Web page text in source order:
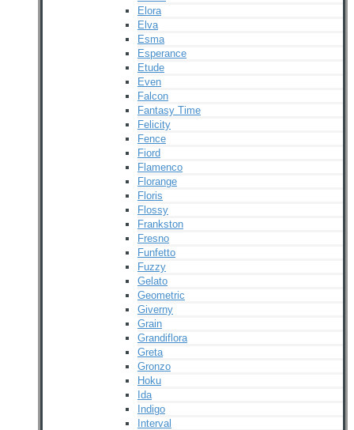
Elora
Elva
Esma
Esperance
Etude
Even
Falcon
Fantasy Time
Felicity
Fence
Fiord
Flamenco
Florange
Floris
Flossy
Frankston
Fresno
Funfetto
Fuzzy
Gelato
Geometric
Giverny
Grain
Grandiflora
Greta
Gronzo
Hoku
Ida
Indigo
Interval